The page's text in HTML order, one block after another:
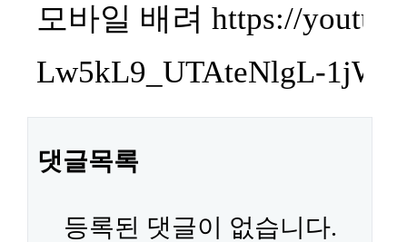
모바일 배려 https://
Lw5kL9_UTAteNlgL-
댓글목록
등록된 댓글이 없습니다.